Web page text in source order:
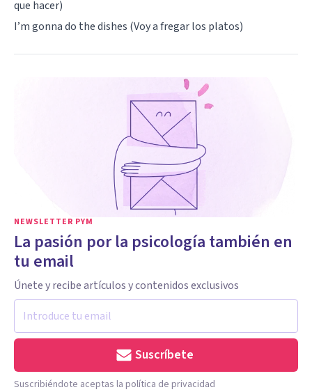
que hacer)
I’m gonna do the dishes (Voy a fregar los platos)
NEWSLETTER PYM
La pasión por la psicología también en
tu email
Únete y recibe artículos y contenidos exclusivos
Suscríbete
Suscribiéndote aceptas la política de privacidad